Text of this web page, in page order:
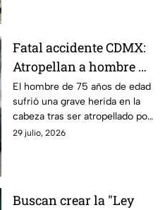
Fatal accidente CDMX:
Atropellan a hombre de
la tercera edad al
intentar cruzar la calle
en Benito Juárez; el
conductor fue detenido
El hombre de 75 años de edad
sufrió una grave herida en la
cabeza tras ser atropellado por
una camioneta; fue trasladado
29 julio, 2026
Buscan crear la "Ley